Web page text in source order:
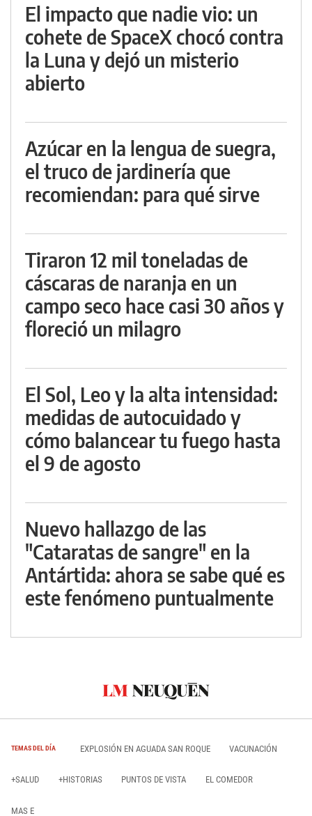
El impacto que nadie vio: un
cohete de SpaceX chocó contra
la Luna y dejó un misterio
abierto
Azúcar en la lengua de suegra,
el truco de jardinería que
recomiendan: para qué sirve
Tiraron 12 mil toneladas de
cáscaras de naranja en un
campo seco hace casi 30 años y
floreció un milagro
El Sol, Leo y la alta intensidad:
medidas de autocuidado y
cómo balancear tu fuego hasta
el 9 de agosto
Nuevo hallazgo de las
"Cataratas de sangre" en la
Antártida: ahora se sabe qué es
este fenómeno puntualmente
TEMAS DEL DÍA EXPLOSIÓN EN AGUADA SAN ROQUE VACUNACIÓN
+SALUD +HISTORIAS PUNTOS DE VISTA EL COMEDOR
MAS E